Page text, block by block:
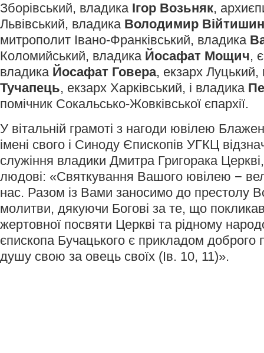
Зборівський, владикаІгор Возьняк,
Львівський, владикаВолодимир Війтишин
митрополит Івано-Франківський, владика
Коломийський, владикаЙосафат Мощич,
владикаЙосафат Говера, екзарх Луцький,
Тучапець, екзарх Харківський, і владика
помічник Сокальсько-Жовківської єпархії.
У вітальній грамоті з нагоди ювілею
імені свого і Синоду Єпископів УГКЦ
служіння владики Дмитра Григорака
людові: «Святкування Вашого ювілею −
нас. Разом із Вами заносимо до престолу
молитви, дякуючи Богові за те, що
жертовної посвяти Церкві та рідному
єпископа Бучацького є прикладом доброго
душу свою за овець своїх (Ів. 10, 11)».